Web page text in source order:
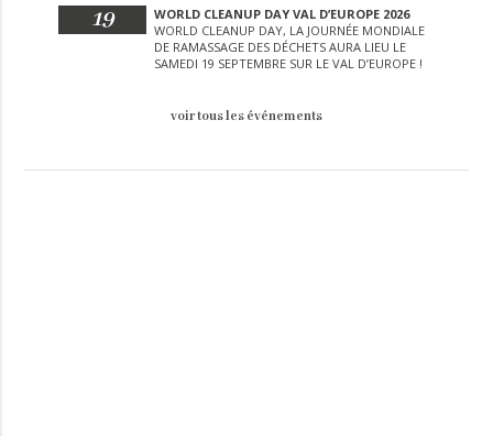
19
WORLD CLEANUP DAY VAL D’EUROPE 2026
WORLD CLEANUP DAY, LA JOURNÉE MONDIALE
DE RAMASSAGE DES DÉCHETS AURA LIEU LE
SAMEDI 19 SEPTEMBRE SUR LE VAL D’EUROPE !
voir tous les événements